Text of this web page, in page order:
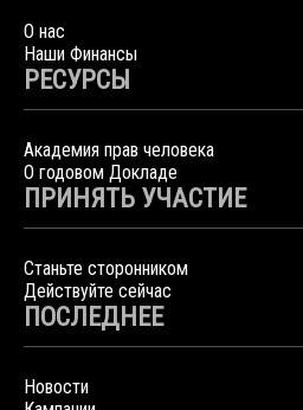
О нас
Наши Финансы
РЕСУРСЫ
Академия прав человека
О годовом Докладе
ПРИНЯТЬ УЧАСТИЕ
Станьте сторонником
Действуйте сейчас
ПОСЛЕДНЕЕ
Новости